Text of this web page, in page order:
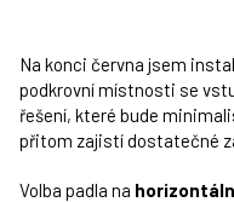
Na konci června jsem
podkrovní místnosti se
řešení, které bude
přitom zajistí dostatečné
Volba padla na